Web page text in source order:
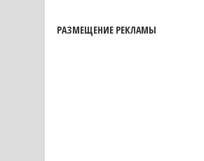
РАЗМЕЩЕНИЕ РЕКЛАМЫ